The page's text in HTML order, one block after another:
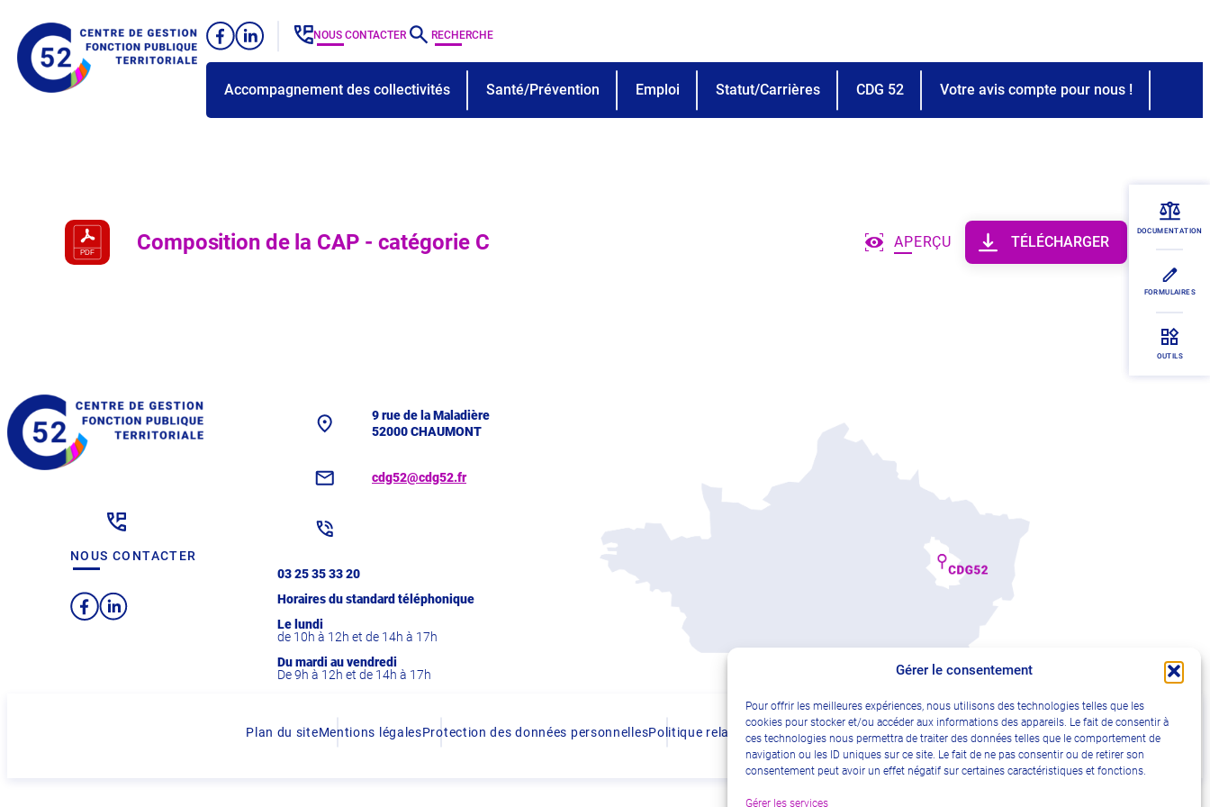
Gérer le consentement
Pour offrir les meilleures expériences, nous utilisons des technologies telles que les
cookies pour stocker et/ou accéder aux informations des appareils. Le fait de consentir à
ces technologies nous permettra de traiter des données telles que le comportement de
navigation ou les ID uniques sur ce site. Le fait de ne pas consentir ou de retirer son
consentement peut avoir un effet négatif sur certaines caractéristiques et fonctions.
Gérer les services
NOUS CONTACTER RECHERCHE
Accompagnement des collectivités Santé/Prévention Emploi Statut/Carrières CDG 52 Votre avis compte pour nous !
Composition de la CAP - catégorie C TÉLÉCHARGER
APERÇU
DOCUMENTATION
FORMULAIRES
OUTILS
NOUS CONTACTER
Facebook LinkedIn
9 rue de la Maladière
52000 CHAUMONT
cdg52@cdg52.fr
03 25 35 33 20
Horaires du standard téléphonique
Le lundi
de 10h à 12h et de 14h à 17h
Du mardi au vendredi
De 9h à 12h et de 14h à 17h
Plan du siteMentions légalesProtection des données personnellesPolitique relative aux cookies Accessibilité : non conforme